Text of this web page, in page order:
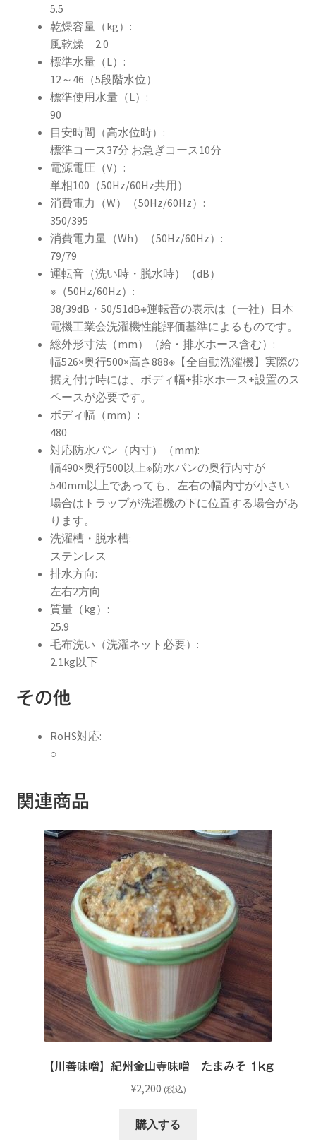
5.5
乾燥容量（kg）:
風乾燥 2.0
標準水量（L）:
12～46（5段階水位）
標準使用水量（L）:
90
目安時間（高水位時）:
標準コース37分 お急ぎコース10分
電源電圧（V）:
単相100（50Hz/60Hz共用）
消費電力（W）（50Hz/60Hz）:
350/395
消費電力量（Wh）（50Hz/60Hz）:
79/79
運転音（洗い時・脱水時）（dB）
※（50Hz/60Hz）:
38/39dB・50/51dB※運転音の表示は（一社）日本
電機工業会洗濯機性能評価基準によるものです。
総外形寸法（mm）（給・排水ホース含む）:
幅526×奥行500×高さ888※【全自動洗濯機】実際の
据え付け時には、ボディ幅+排水ホース+設置のス
ペースが必要です。
ボディ幅（mm）:
480
対応防水パン（内寸）（mm):
幅490×奥行500以上※防水パンの奥行内寸が
540mm以上であっても、左右の幅内寸が小さい
場合はトラップが洗濯機の下に位置する場合があ
ります。
洗濯槽・脱水槽:
ステンレス
排水方向:
左右2方向
質量（kg）:
25.9
毛布洗い（洗濯ネット必要）:
2.1kg以下
その他
RoHS対応:
○
関連商品
【川善味噌】紀州金山寺味噌 たまみそ 1kg
¥2,200 (税込)
購入する